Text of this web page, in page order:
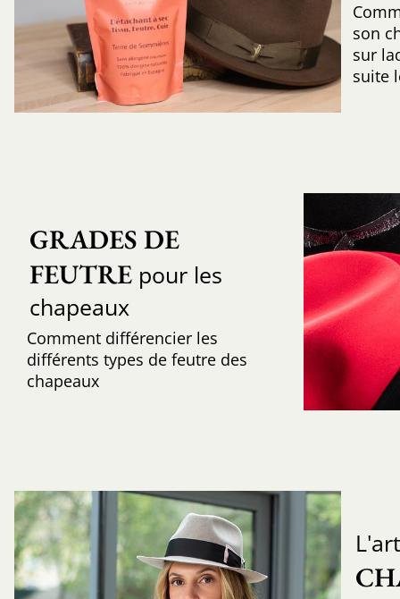
son
sur
suite
GRADES DE
FEUTREpour les
chapeaux
Comment différencier les
différents types de feutre des
chapeaux